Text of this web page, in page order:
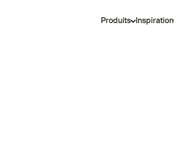
Produits Inspiration